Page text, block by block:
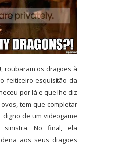
roubaram os dragões à
feiticeiro esquisitão da
por lá e que lhe diz
tem que completar
de um videogame
sinistra. No final, ela
aos seus dragões